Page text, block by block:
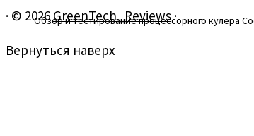
Обзор и тестирование процессорного кулера
· © 2026GreenTech_Reviews·
Вернуться наверх